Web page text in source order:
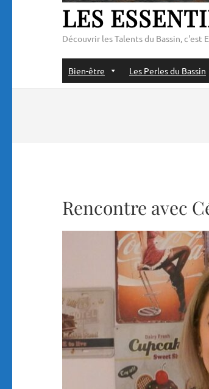
LES
Découvrir les Talents du Bassin, c'est
Bien-être Les Perles du Bassin
Rencontre avec